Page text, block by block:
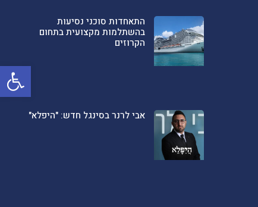
פתח
התאחדות סוכני נסיעות
בהשתלמות מקצועית בתחום
הקרוזים
אבי לרנר בסינגל חדש: "היפלא"